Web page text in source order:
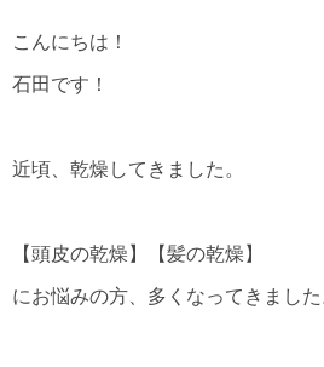
こんにちは！
石田です！
近頃、乾燥してきました。
【頭皮の乾燥】【髪の乾燥】
にお悩みの方、多くなってきました